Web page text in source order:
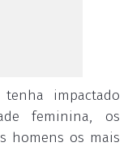
impactado
feminina, os
homens os mais